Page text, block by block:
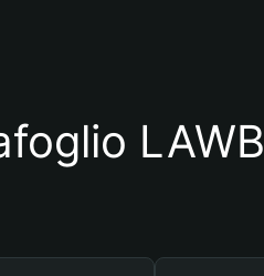
LAWB